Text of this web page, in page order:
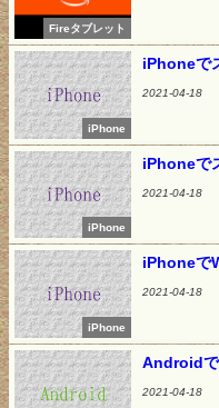
Fireタブレット
iPhone
iPhoneで
2021-04-18
iPhone
iPhoneで
2021-04-18
iPhone
iPhoneで
2021-04-18
Androidで
2021-04-18